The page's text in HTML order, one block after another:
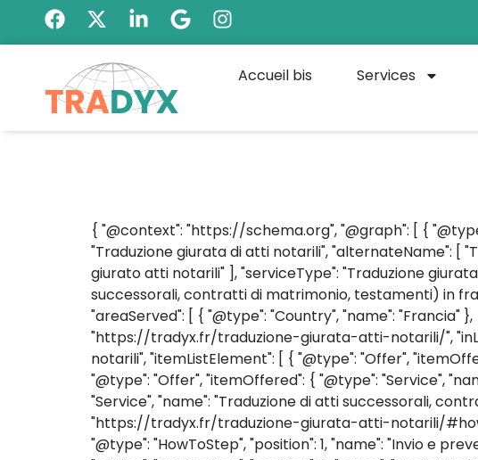
Accueil bis Services
{ "@context": "https://schema.org", "@graph": [ {
"Traduzione giurata di atti notarili", "alternateName": [
giurato atti notarili" ], "serviceType": "Traduzione
successorali, contratti di matrimonio, testamenti) in
"areaServed": [ { "@type": "Country", "name": "Francia"
"https://tradyx.fr/traduzione-giurata-atti-notarili/",
notarili", "itemListElement": [ { "@type": "Offer",
"@type": "Offer", "itemOffered": { "@type": "Service",
"Service", "name": "Traduzione di atti successorali,
"https://tradyx.fr/traduzione-giurata-atti-notarili/
"@type": "HowToStep", "position": 1, "name": "Invio e